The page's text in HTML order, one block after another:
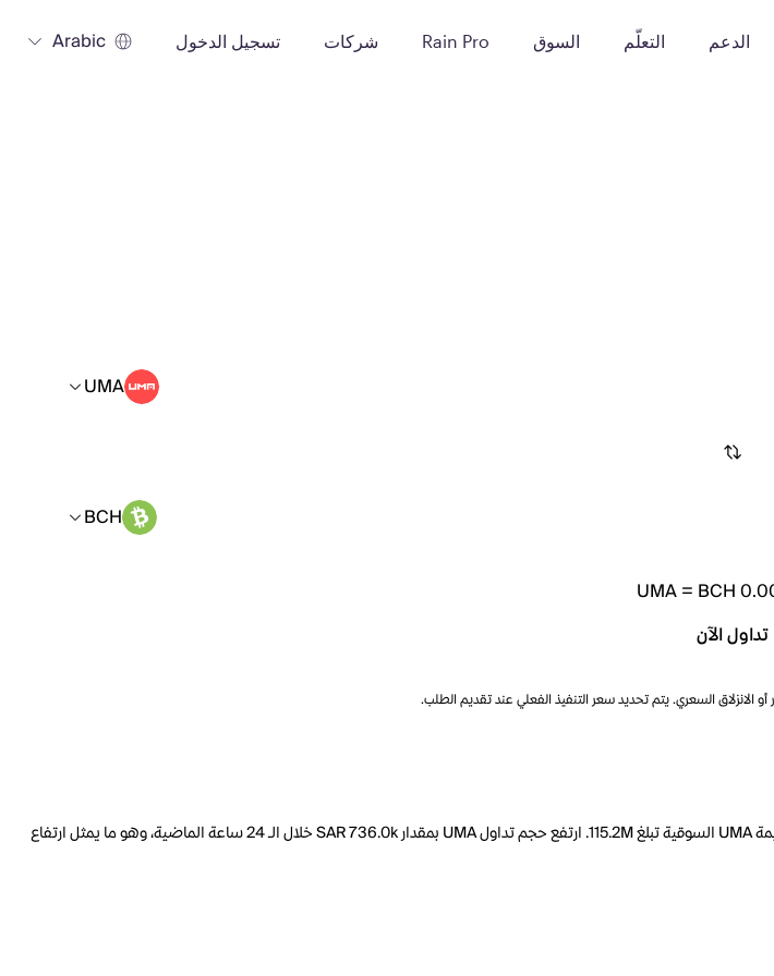
الدعم التعلّم السوق Rain Pro شركات تسجيل الدخول Arabic
UMA
BCH
UMA= BCH
تداول الآن
السعري. يتم تحديد سعر التنفيذ الفعلي عند تقديم الطلب.
السعر الحالي لـ UMA هو BCH 0.001579 لكل UMA. مع عرض متداول يبلغ 90.58M UMA، فإن هذا يعني أن قيمة UMA السوقية تبلغ 115.2M. ارتفع حجم تداول UMA بمقدار SAR 736.0k خلال الـ 24 ساعة الماضية، وهو ما يمثل ارتفاع